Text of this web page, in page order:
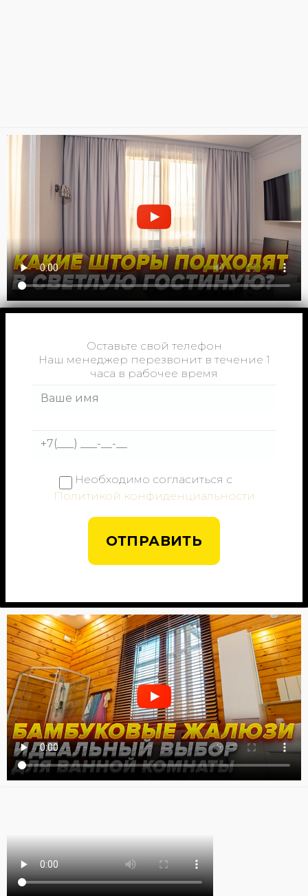
Оставьте свой телефон
Наш менеджер перезвонит в течение 1
часа в рабочее время
Необходимо согласиться с
Политикой конфиденциальности